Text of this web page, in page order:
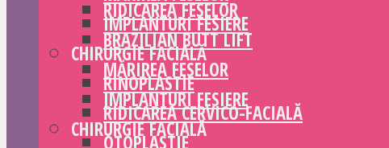
IMPLANTURI FESIERE
CHIRURGIE FACIALĂ
RINOPLASTIE
RIDICAREA CERVICO-FACIALĂ
OTOPLASTIE
RIDICAREA FESELOR
BRAZILIAN BUTT LIFT
MĂRIREA FESELOR
IMPLANTURI FESIERE
CHIRURGIE FACIALĂ